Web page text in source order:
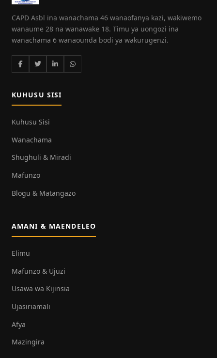
CAPD Asbl ina wanachama 46 wanaofanya kazi, wakiwemo
wanaume 28 na wanawake 18. Timu ya uongozi ina
wanachama 6 wanaounda bodi ya wakurugenzi.
KUHUSU SISI
Kuhusu Sisi
Wanachama
Shughuli & Miradi
Mafunzo
Blogu & Matangazo
AMANI & MAENDELEO
Elimu
Mafunzo & Ujuzi
Usawa wa Kijinsia
Ujasiriamali
Afya
Mazingira